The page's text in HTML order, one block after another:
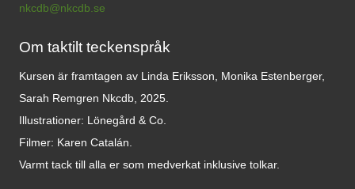
nkcdb@nkcdb.se
Om taktilt teckenspråk
Kursen är framtagen av Linda Eriksson, Monika Estenberger,
Sarah Remgren Nkcdb, 2025.
Illustrationer: Lönegård & Co.
Filmer: Karen Catalán.
Varmt tack till alla er som medverkat inklusive tolkar.